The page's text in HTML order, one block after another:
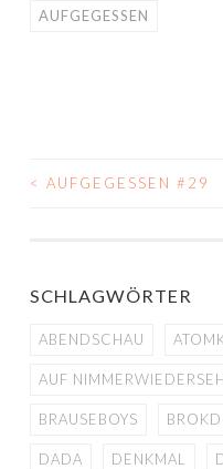
AUFGEGESSEN
BEITRAGS-
< AUFGEGESSEN #29
SCHLAGWÖRTER
ABENDSCHAU
AUF
BRAUSEBOYS
DADA DENKMAL